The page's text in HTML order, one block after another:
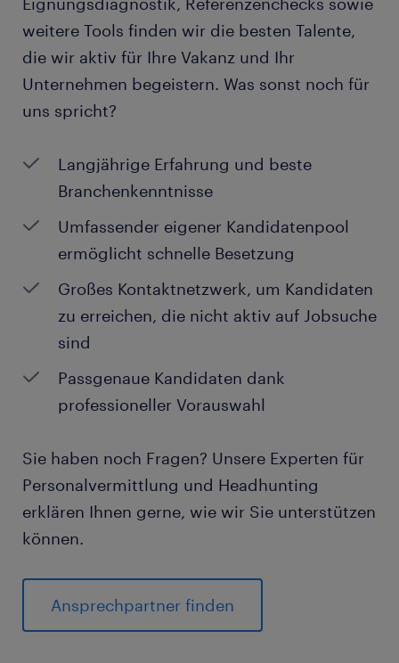
weitere Tools finden wir die besten Talente,
die wir aktiv für Ihre Vakanz und Ihr
Unternehmen begeistern. Was sonst noch für
uns spricht?
Langjährige Erfahrung und beste
Branchenkenntnisse
Umfassender eigener Kandidatenpool
ermöglicht schnelle Besetzung
Großes Kontaktnetzwerk, um Kandidaten
zu erreichen, die nicht aktiv auf Jobsuche
sind
Passgenaue Kandidaten dank
professioneller Vorauswahl
Sie haben noch Fragen? Unsere Experten für
Personalvermittlung und Headhunting
erklären Ihnen gerne, wie wir Sie unterstützen
können.
Ansprechpartner finden